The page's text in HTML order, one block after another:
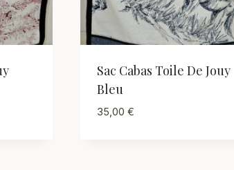
Sac Cabas Toile De Jouy
Bleu
35,00 €